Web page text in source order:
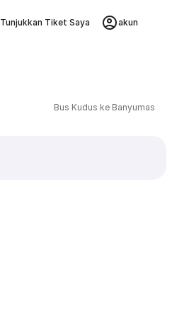
Tunjukkan Tiket Saya akun
Bus Kudus ke Banyumas